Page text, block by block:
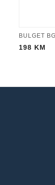
BULGET
198 KM